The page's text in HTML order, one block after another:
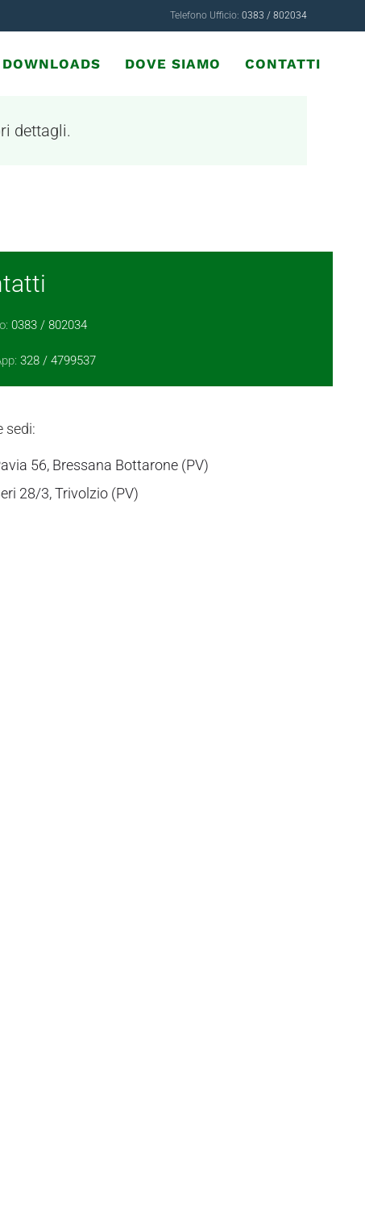
Telefono Ufficio: 0383 / 802034
DOVE SIAMO CONTATTI
dettagli.
0383 / 802034
328 / 4799537
sedi:
56, Bressana Bottarone (PV)
28/3, Trivolzio (PV)